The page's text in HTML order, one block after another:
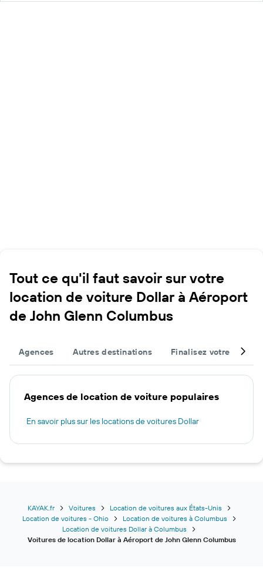
Tout ce qu'il faut savoir sur votre
location de voiture Dollar à Aéroport
de John Glenn Columbus
Agences Autres destinations Finalisez votre voyage
Agences de location de voiture populaires
En savoir plus sur les locations de voitures Dollar
KAYAK.fr Voitures
Location de voitures aux États-Unis
Location de voitures - Ohio
Location de voitures à Columbus
Location de voitures Dollar à Columbus
Voitures de location Dollar à Aéroport de John Glenn Columbus